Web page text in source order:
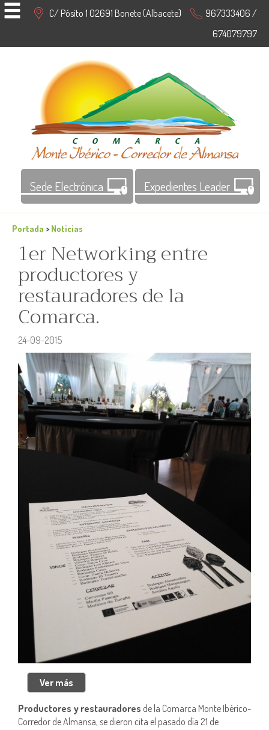
C/ Pósito 1 02691 Bonete (Albacete)
967333406 /
674079797
Sede Electrónica Expedientes Leader
Portada > Noticias
1er Networking entre
productores y
restauradores de la
Comarca.
24-09-2015
Productores y restauradores de la Comarca Monte Ibérico-
Corredor de Almansa, se dieron cita el pasado día 21 de